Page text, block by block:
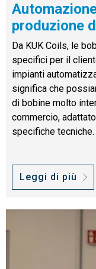
produzione
Da KUK Coils, le
specifici per il
impianti
significa che
di bobine molto
commercio,
specifiche tecniche.
Leggi di più